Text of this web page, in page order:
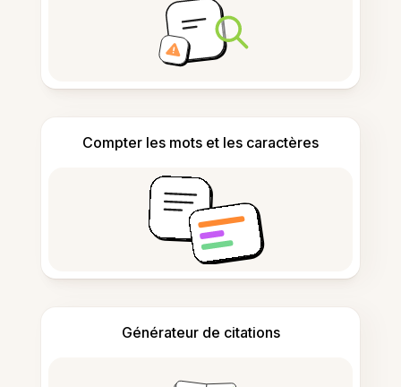
Compter les mots et les caractères
Générateur de citations